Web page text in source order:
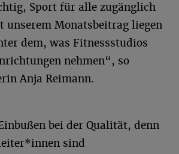
Sport für alle zugänglich
unserem Monatsbeitrag liegen
dem, was Fitnessstudios
nehmen“, so
Anja Reimann.
bei der Qualität, denn
sind